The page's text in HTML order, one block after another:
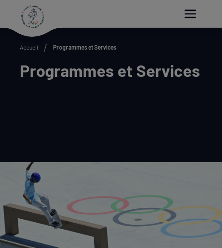
Accueil Programmes et Services
Programmes et Services
Paramétrer les cookies